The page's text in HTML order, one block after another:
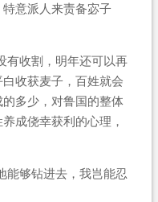
意派人来责备宓子
有收割，明年还可以再
收获麦子，百姓就会
多少，对鲁国的整体
成侥幸获利的心理，
能够钻进去，我岂能忍